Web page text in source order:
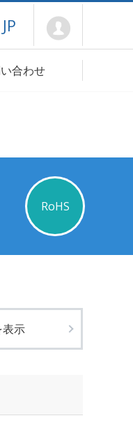
ワーメニューを開く
JP
合わせ
RoHS
表示